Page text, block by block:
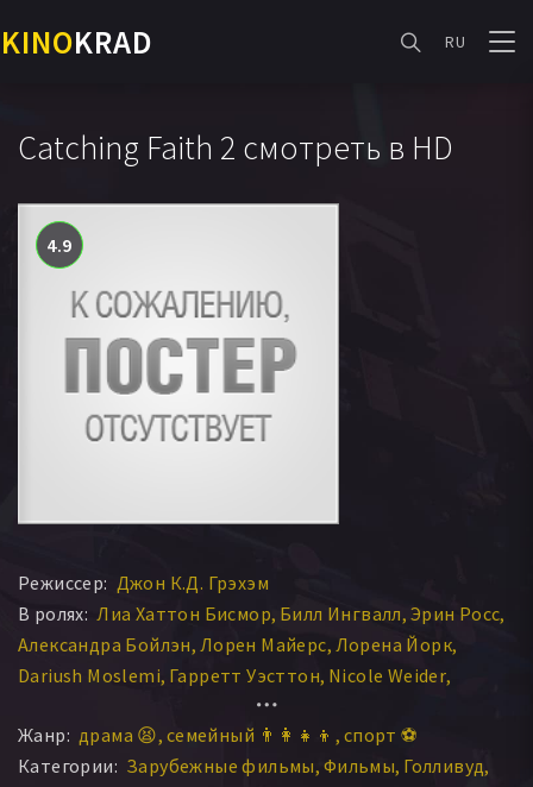
KINOKRAD RU
Catching Faith 2 смотреть в HD
4.9
Режиссер: Джон К.Д. Грэхэм
В ролях: Лиа Хаттон Бисмор Билл Ингвалл Эрин Росс
Александра Бойлэн Лорен Майерс Лорена Йорк
Dariush Moslemi Гарретт Уэсттон Nicole Weider
Жанр: драма 😫 семейный 👨‍👩‍👧‍👦
спорт ⚽
Категории: Зарубежные фильмы Фильмы Голливуд